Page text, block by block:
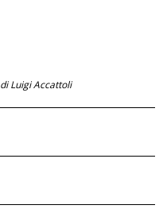
di Luigi Accattoli